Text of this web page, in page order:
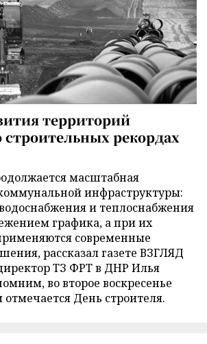
территорий
строительных рекордах
масштабная
инфраструктуры:
и теплоснабжения
графика, а при их
современные
рассказал газете ВЗГЛЯД
ТЗ ФРТ в ДНР Илья
во второе воскресенье
отмечается День строителя.